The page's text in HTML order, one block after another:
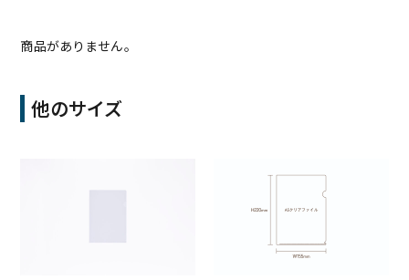
商品がありません。
他のサイズ